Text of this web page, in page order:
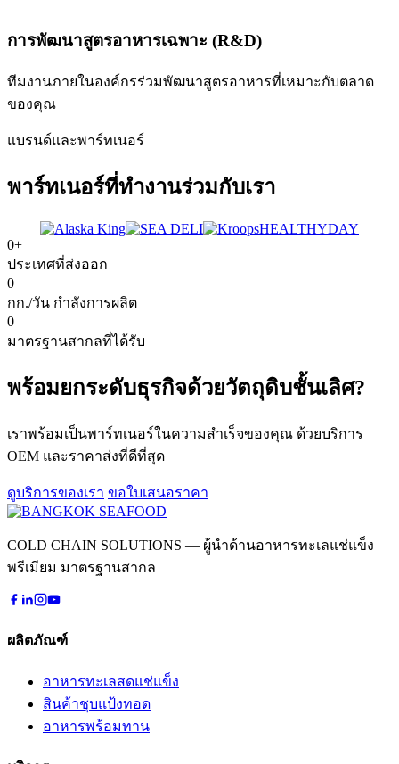
การพัฒนาสูตรอาหารเฉพาะ (R&D)
ทีมงานภายในองค์กรร่วมพัฒนาสูตรอาหารที่เหมาะกับตลาด
ของคุณ
แบรนด์และพาร์ทเนอร์
พาร์ทเนอร์ที่ทำงานร่วมกับเรา
HEALTHYDAY
0+
ประเทศที่ส่งออก
0
กก./วัน กำลังการผลิต
0
มาตรฐานสากลที่ได้รับ
พร้อมยกระดับธุรกิจด้วยวัตถุดิบชั้นเลิศ?
เราพร้อมเป็นพาร์ทเนอร์ในความสำเร็จของคุณ ด้วยบริการ
OEM และราคาส่งที่ดีที่สุด
ดูบริการของเรา ขอใบเสนอราคา
COLD CHAIN SOLUTIONS — ผู้นำด้านอาหารทะเลแช่แข็ง
พรีเมียม มาตรฐานสากล
ผลิตภัณฑ์
อาหารทะเลสดแช่แข็ง
สินค้าชุบแป้งทอด
อาหารพร้อมทาน